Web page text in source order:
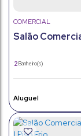
Salão
COMERCIAL
2Banheiro(s)